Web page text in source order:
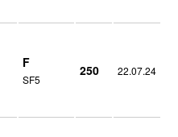
F
SF5
250 22.07.24